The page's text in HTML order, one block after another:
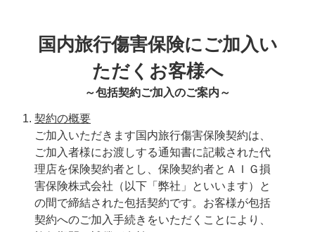
国内旅行傷害保険にご加入い
ただくお客様へ
～包括契約ご加入のご案内～
契約の概要
ご加入いただきます国内旅行傷害保険契約は、
ご加入者様にお渡しする通知書に記載された代
理店を保険契約者とし、保険契約者とＡＩＧ損
害保険株式会社（以下「弊社」といいます）と
の間で締結された包括契約です。お客様が包括
契約へのご加入手続きをいただくことにより、